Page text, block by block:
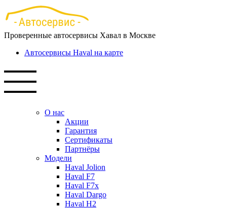
Перейти
к
основному
содержанию
Проверенные автосервисы Хавал в Москве
Автосервисы Haval на карте
О нас
Акции
Гарантия
Сертификаты
Партнёры
Модели
Haval Jolion
Haval F7
Haval F7x
Haval Dargo
Haval H2